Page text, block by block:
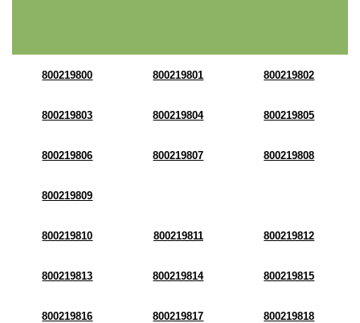
800219800 800219801 800219802
800219803 800219804 800219805
800219806 800219807 800219808
800219809
800219810 800219811 800219812
800219813 800219814 800219815
800219816 800219817 800219818